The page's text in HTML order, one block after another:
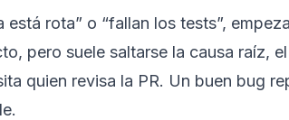
rota” o “fallan los tests”,
pero suele saltarse la causa raíz,
quien revisa la PR. Un buen bug